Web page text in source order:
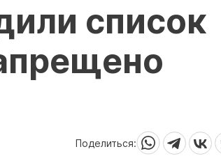
список
Поделиться: